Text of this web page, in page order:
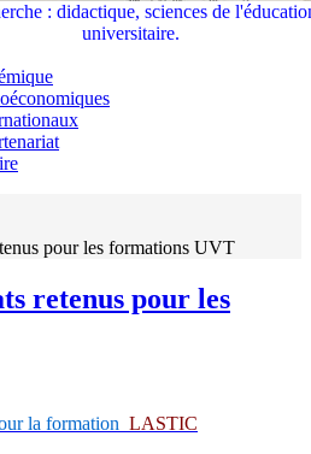
: didactique, sciences de
universitaire.
pour les formations UVT
retenus pour les
la formation LASTIC